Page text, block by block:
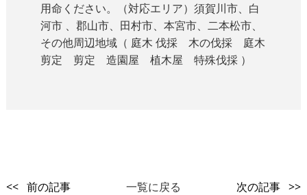
用命ください。（対応エリア）須賀川市、白
河市 、郡山市、田村市、本宮市、二本松市、
その他周辺地域（ 庭木 伐採 木の伐採 庭木
剪定 剪定 造園屋 植木屋 特殊伐採 ）
<< 前の記事 一覧に戻る 次の記事 >>